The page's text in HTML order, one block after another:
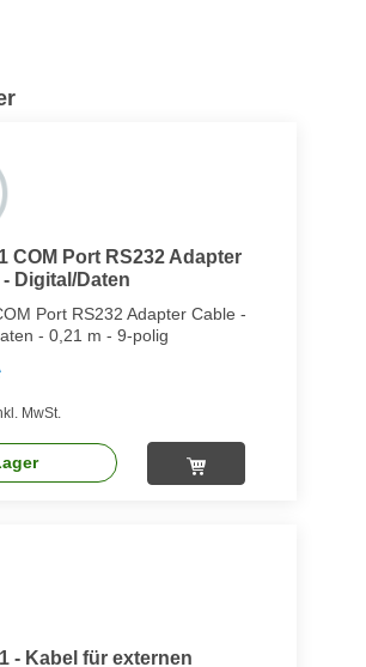
COM Port RS232 Adapter
Digital/Daten
Port RS232 Adapter Cable -
- 0,21 m - 9-polig
MwSt.
- Kabel für externen